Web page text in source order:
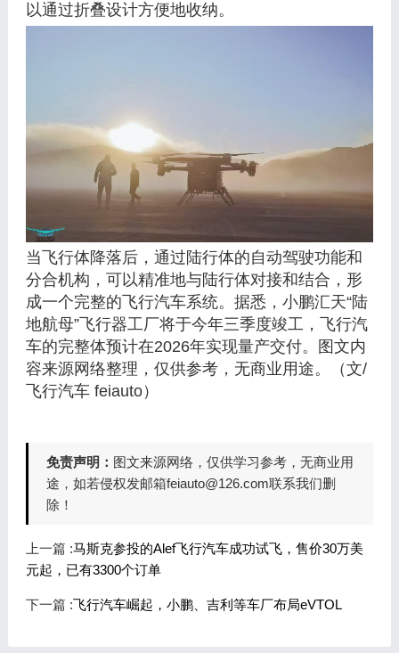
以通过折叠设计方便地收纳。
当飞行体降落后，通过陆行体的自动驾驶功能和
分合机构，可以精准地与陆行体对接和结合，形
成一个完整的飞行汽车系统。据悉，小鹏汇天“陆
地航母”飞行器工厂将于今年三季度竣工，飞行汽
车的完整体预计在2026年实现量产交付。图文内
容来源网络整理，仅供参考，无商业用途。（文/
飞行汽车 feiauto）
免责声明： 图文来源网络，仅供学习参考，无商业用
途，如若侵权发邮箱feiauto@126.com联系我们删
除！
上一篇 :马斯克参投的Alef飞行汽车成功试飞，售价30万美
元起，已有3300个订单
下一篇 :飞行汽车崛起，小鹏、吉利等车厂布局eVTOL